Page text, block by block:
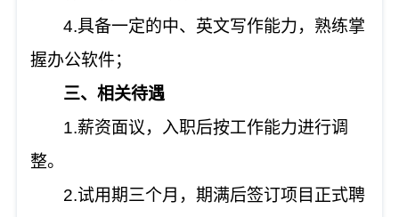
4.具备一定的中、英文写作能力，熟练掌
握办公软件；
三、相关待遇
1.薪资面议，入职后按工作能力进行调
整。
2.试用期三个月，期满后签订项目正式聘